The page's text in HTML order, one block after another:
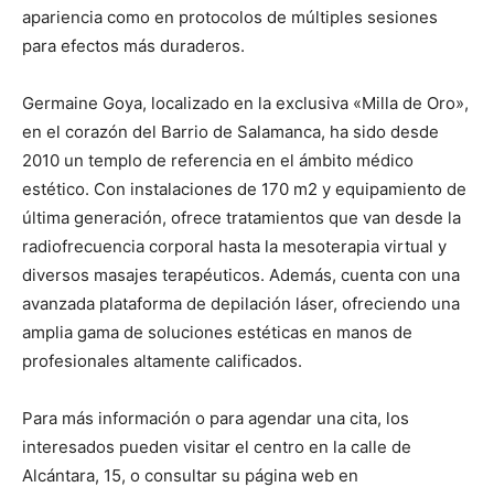
apariencia como en protocolos de múltiples sesiones
para efectos más duraderos.
Germaine Goya, localizado en la exclusiva «Milla de Oro»,
en el corazón del Barrio de Salamanca, ha sido desde
2010 un templo de referencia en el ámbito médico
estético. Con instalaciones de 170 m2 y equipamiento de
última generación, ofrece tratamientos que van desde la
radiofrecuencia corporal hasta la mesoterapia virtual y
diversos masajes terapéuticos. Además, cuenta con una
avanzada plataforma de depilación láser, ofreciendo una
amplia gama de soluciones estéticas en manos de
profesionales altamente calificados.
Para más información o para agendar una cita, los
interesados pueden visitar el centro en la calle de
Alcántara, 15, o consultar su página web en